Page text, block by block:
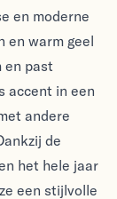
en moderne
en warm geel
en past
accent in een
andere
de
het hele jaar
een stijlvolle